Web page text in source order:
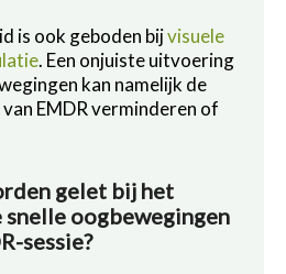
is ook geboden bijvisuele
. Een onjuiste uitvoering
kan namelijk de
EMDR verminderen of
gelet bij het
snelle oogbewegingen
sessie?